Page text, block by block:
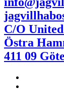
C/O United
Östra
411 09